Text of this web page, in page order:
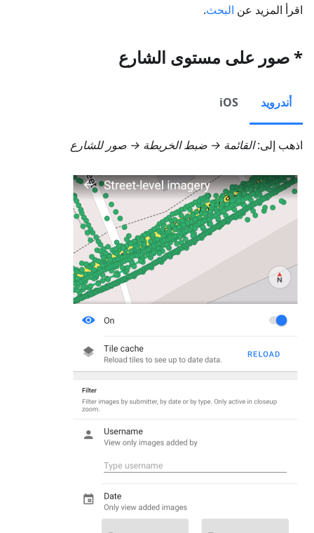
اقرأ المزيد عن البحث.
* صور على مستوى الشارع
أندرويد iOS
اذهب إلى:القائمة → ضبط الخريطة → صور للشارع